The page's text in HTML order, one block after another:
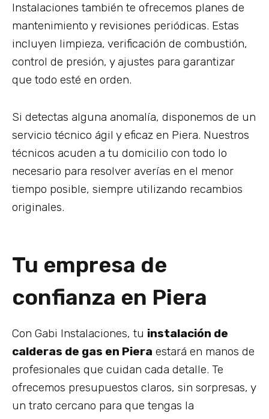
Instalaciones también te ofrecemos planes de
mantenimiento y revisiones periódicas. Estas
incluyen limpieza, verificación de combustión,
control de presión, y ajustes para garantizar
que todo esté en orden.
Si detectas alguna anomalía, disponemos de un
servicio técnico ágil y eficaz en Piera. Nuestros
técnicos acuden a tu domicilio con todo lo
necesario para resolver averías en el menor
tiempo posible, siempre utilizando recambios
originales.
Tu empresa de
confianza en Piera
Con Gabi Instalaciones, tu instalación de
calderas de gas en Piera estará en manos de
profesionales que cuidan cada detalle. Te
ofrecemos presupuestos claros, sin sorpresas, y
un trato cercano para que tengas la